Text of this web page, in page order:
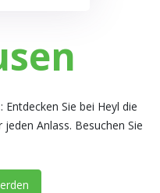
Sie bei Heyl die
Anlass. Besuchen Sie